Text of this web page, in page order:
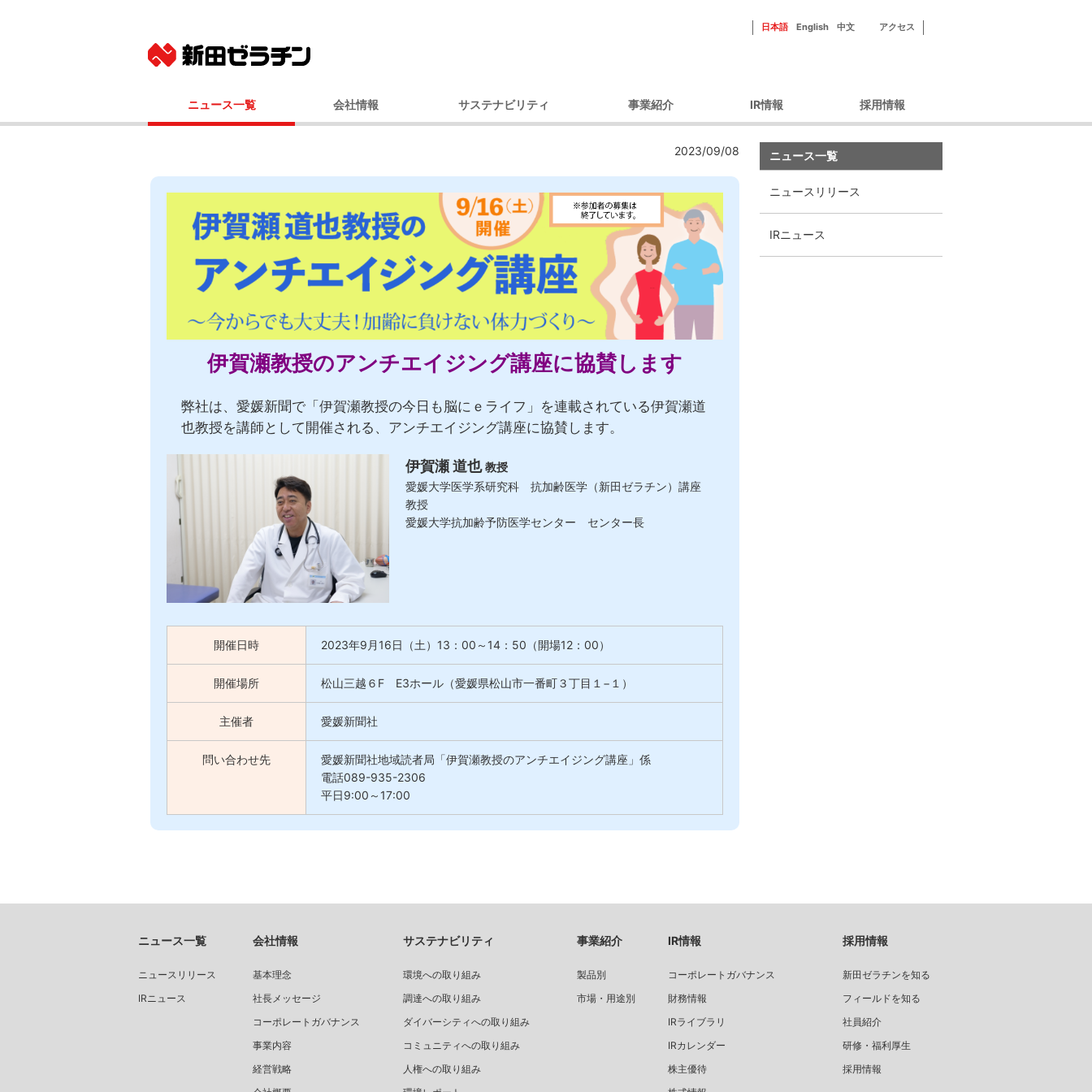
ニュース一覧
ニュースリリース
IRニュース
2023/09/08
伊賀瀬教授のアンチエイジング講座に協賛します
弊社は、愛媛新聞で「伊賀瀬教授の今日も脳にｅライフ」を連載されている伊賀瀬道
也教授を講師として開催される、アンチエイジング講座に協賛します。
伊賀瀬 道也 教授
愛媛大学医学系研究科 抗加齢医学（新田ゼラチン）講座
教授
愛媛大学抗加齢予防医学センター センター長
開催日時 2023年9 月16日（土）13：00～14：50（開場12：00）
開催場所 松山三越６F E3ホール（愛媛県松山市一番町３丁目１−１）
主催者 愛媛新聞社
問い合わせ先
愛媛新聞社地域読者局「伊賀瀬教授のアンチエイジング講座」係
電話089-935-2306
平日9:00～17:00
ニュース一覧 会社情報
事業内容
経営戦略
会社概要
国内事業所（アクセス）
100年の歩み
サステナビリティ
コミュニティへの取り組み
人権への取り組み
環境レポート
サステナビリティ推進体制
事業紹介 IR情報
IRライブラリ
採用情報
日本語 English 中文 アクセス
ニュース一覧
ニュースリリース
IRニュース
会社情報
基本理念
社長メッセージ
コーポレートガバナンス
事業内容
経営戦略
サステナビリティ
環境への取り組み
調達への取り組み
ダイバーシティへの取り組み
コミュニティへの取り組み
人権への取り組み
事業紹介
製品別
市場・用途別
IR情報
コーポレートガバナンス
財務情報
IRライブラリ
IRカレンダー
株主優待
採用情報
新田ゼラチンを知る
フィールドを知る
社員紹介
研修・福利厚生
採用情報